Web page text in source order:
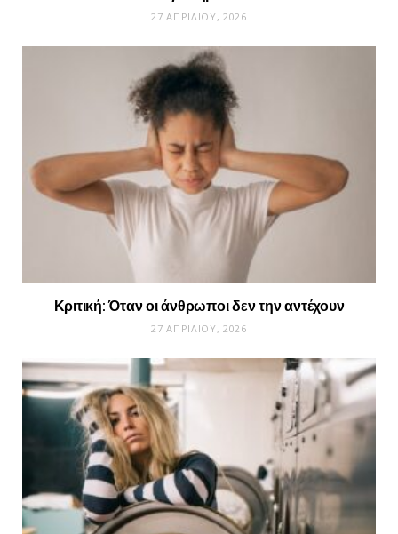
27 ΑΠΡΙΛΊΟΥ, 2026
Κριτική: Όταν οι άνθρωποι δεν την αντέχουν
27 ΑΠΡΙΛΊΟΥ, 2026